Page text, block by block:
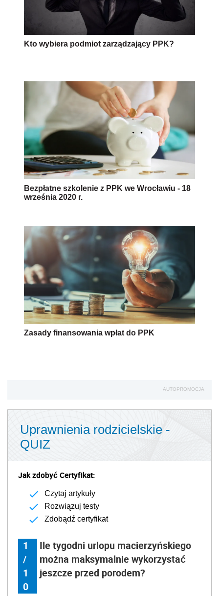
Kto wybiera podmiot zarządzający PPK?
Bezpłatne szkolenie z PPK we Wrocławiu - 18
września 2020 r.
Zasady finansowania wpłat do PPK
AUTOPROMOCJA
Uprawnienia rodzicielskie -
QUIZ
Jak zdobyć Certyfikat:
Czytaj artykuły
Rozwiązuj testy
Zdobądź certyfikat
1
/
1
0
Ile tygodni urlopu macierzyńskiego
można maksymalnie wykorzystać
jeszcze przed porodem?